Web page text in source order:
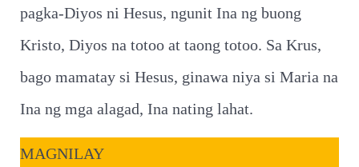
pagka-Diyos ni Hesus, ngunit Ina ng buong
Kristo, Diyos na totoo at taong totoo. Sa Krus,
bago mamatay si Hesus, ginawa niya si Maria na
Ina ng mga alagad, Ina nating lahat.
MAGNILAY